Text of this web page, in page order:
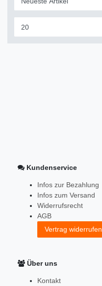
Kundenservice
Infos zur Bezahlung
Infos zum Versand
Widerrufsrecht
AGB
Vertrag widerrufen
Über uns
Kontakt